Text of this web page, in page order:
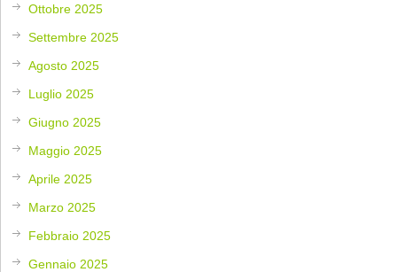
Ottobre 2025
Settembre 2025
Agosto 2025
Luglio 2025
Giugno 2025
Maggio 2025
Aprile 2025
Marzo 2025
Febbraio 2025
Gennaio 2025